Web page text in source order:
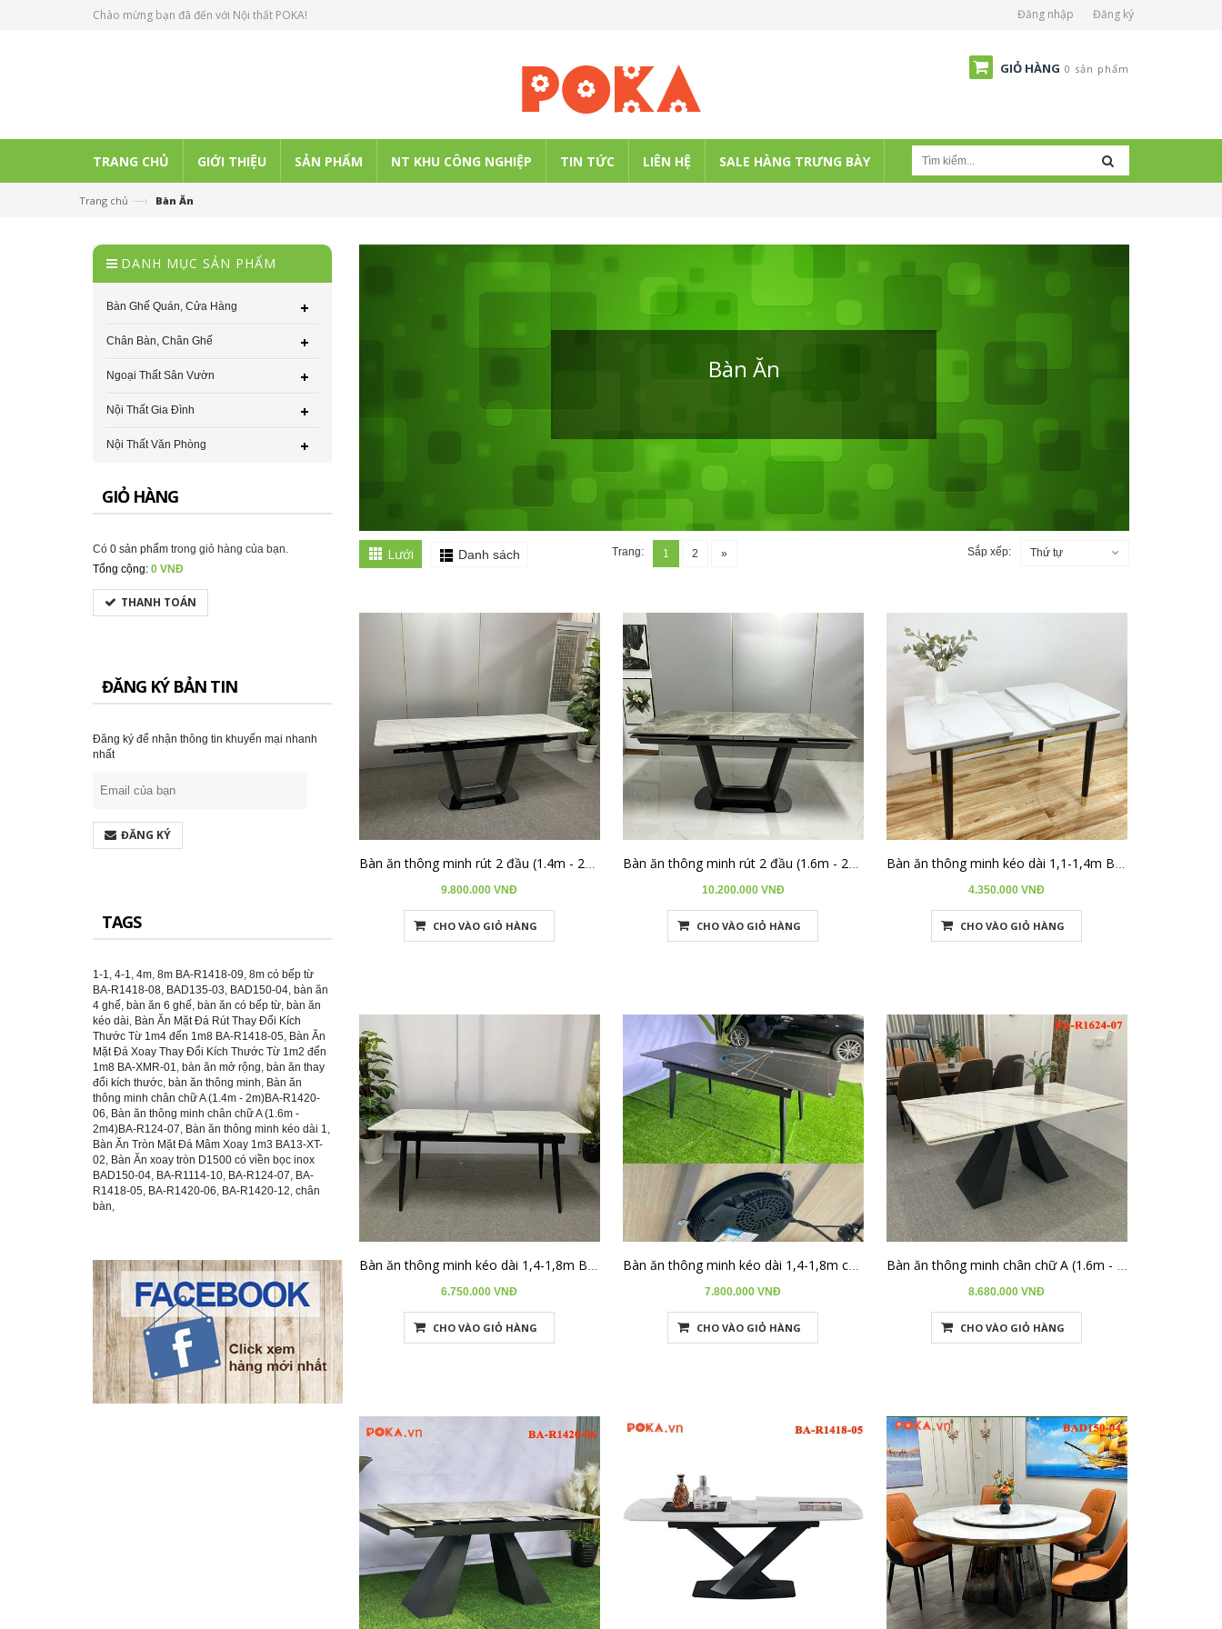
Chào mừng bạn đã đến với Nội thất POKA! Đăng nhập Đăng ký
GIỎ HÀNG 0 sản phẩm
TRANG CHỦ GIỚI THIỆU SẢN PHẨM NT KHU CÔNG NGHIỆP TIN TỨC LIÊN HỆ SALE HÀNG TRƯNG BÀY
Trang chủ —› Bàn Ăn
Bàn Ăn
Lưới Danh sách Sắp xếp: Thứ tự
Trang: 1 2 »
Bàn ăn thông minh rút 2 đầu (1.4m - 2m) khung inox BA-R1420-12
9.800.000 VNĐ
CHO VÀO GIỎ HÀNG
Bàn ăn thông minh rút 2 đầu (1.6m - 2m4) khung inox BA-R1624-11
10.200.000 VNĐ
CHO VÀO GIỎ HÀNG
Bàn ăn thông minh kéo dài 1,1-1,4m BA-R1114-10
4.350.000 VNĐ
CHO VÀO GIỎ HÀNG
Bàn ăn thông minh kéo dài 1,4-1,8m BA-R1418-09
6.750.000 VNĐ
CHO VÀO GIỎ HÀNG
Bàn ăn thông minh kéo dài 1,4-1,8m có bếp từ BA-R1418-08
7.800.000 VNĐ
CHO VÀO GIỎ HÀNG
Bàn ăn thông minh chân chữ A (1.6m - 2m4)BA-R124-07
8.680.000 VNĐ
CHO VÀO GIỎ HÀNG
DANH MỤC SẢN PHẨM
Bàn Ghế Quán, Cửa Hàng
Chân Bàn, Chân Ghế
Ngoại Thất Sân Vườn
Nội Thất Gia Đình
Nội Thất Văn Phòng
GIỎ HÀNG
Có 0 sản phẩm trong giỏ hàng của bạn.
Tổng cộng: 0 VNĐ
THANH TOÁN
ĐĂNG KÝ BẢN TIN
Đăng ký để nhận thông tin khuyến mại nhanh
nhất
ĐĂNG KÝ
TAGS
1-1, 4-1, 4m, 8m BA-R1418-09, 8m có bếp từ
BA-R1418-08, BAD135-03, BAD150-04, bàn ăn
4 ghế, bàn ăn 6 ghế, bàn ăn có bếp từ, bàn ăn
kéo dài, Bàn Ăn Mặt Đá Rút Thay Đổi Kích
Thước Từ 1m4 đến 1m8 BA-R1418-05, Bàn Ăn
Mặt Đá Xoay Thay Đổi Kích Thước Từ 1m2 đến
1m8 BA-XMR-01, bàn ăn mở rộng, bàn ăn thay
đổi kích thước, bàn ăn thông minh, Bàn ăn
thông minh chân chữ A (1.4m - 2m)BA-R1420-
06, Bàn ăn thông minh chân chữ A (1.6m -
2m4)BA-R124-07, Bàn ăn thông minh kéo dài 1,
Bàn Ăn Tròn Mặt Đá Mâm Xoay 1m3 BA13-XT-
02, Bàn Ăn xoay tròn D1500 có viền bọc inox
BAD150-04, BA-R1114-10, BA-R124-07, BA-
R1418-05, BA-R1420-06, BA-R1420-12, chân
bàn,